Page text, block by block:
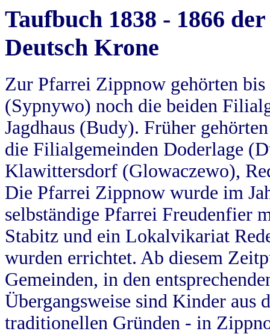
Taufbuch 1838 - 1866
Deutsch Krone
Zur Pfarrei Zippnow gehörten
(Sypnywo) noch die beiden
Jagdhaus (Budy). Früher
die Filialgemeinden Doderlage
Klawittersdorf (Glowaczewo),
Die Pfarrei Zippnow wurde im
selbständige Pfarrei Freudenfier
Stabitz und ein Lokalvikariat
wurden errichtet. Ab diesem
Gemeinden, in den
Übergangsweise sind Kinder aus
traditionellen Gründen - in